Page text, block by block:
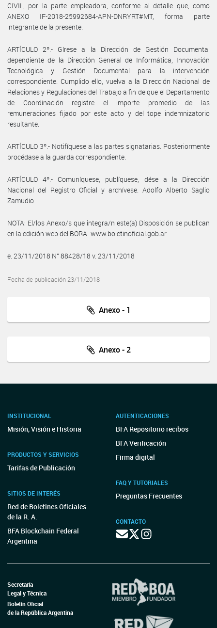
CIVIL, por la parte empleadora, conforme al detalle que, como
ANEXO IF-2018-25992684-APN-DNRYRT#MT, forma parte
integrante de la presente.
ARTÍCULO 2º.- Gírese a la Dirección de Gestión Documental
dependiente de la Dirección General de Informática, Innovación
Tecnológica y Gestión Documental para la intervención
correspondiente. Cumplido ello, vuelva a la Dirección Nacional de
Relaciones y Regulaciones del Trabajo a fin de que el Departamento
de Coordinación registre el importe promedio de las
remuneraciones fijado por este acto y del tope indemnizatorio
resultante.
ARTÍCULO 3º.- Notifíquese a las partes signatarias. Posteriormente
procédase a la guarda correspondiente.
ARTÍCULO 4º.- Comuníquese, publíquese, dése a la Dirección
Nacional del Registro Oficial y archívese. Adolfo Alberto Saglio
Zamudio
NOTA: El/los Anexo/s que integra/n este(a) Disposición se publican
en la edición web del BORA -www.boletinoficial.gob.ar-
e. 23/11/2018 N° 88428/18 v. 23/11/2018
Fecha de publicación 23/11/2018
Anexo - 1
Anexo - 2
INSTITUCIONAL
Misión, Visión e Historia
PRODUCTOS Y SERVICIOS
Tarifas de Publicación
SITIOS DE INTERÉS
Red de Boletines Oficiales
de la R. A.
BFA Blockchain Federal
Argentina
AUTENTICACIONES
BFA Repositorio recibos
BFA Verificación
Firma digital
FAQ Y TUTORIALES
Preguntas Frecuentes
CONTACTO
Secretaría
Legal y Técnica
Boletín Oficial
de la República Argentina